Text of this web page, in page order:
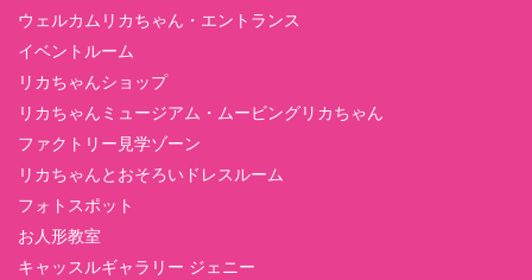
ウェルカムリカちゃん・エントランス
イベントルーム
リカちゃんショップ
リカちゃんミュージアム・ムービングリカちゃん
ファクトリー見学ゾーン
リカちゃんとおそろいドレスルーム
フォトスポット
お人形教室
キャッスルギャラリー ジェニー